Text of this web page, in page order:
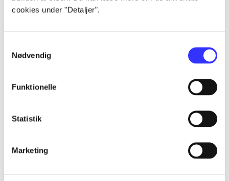
cookies under ”Detaljer”.
Nødvendig
Funktionelle
Statistik
Marketing
Alle registrerede artikler fordelt på udgivelser